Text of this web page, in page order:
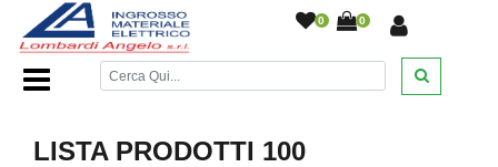
0 0
Home Page/
LISTA PRODOTTI 100